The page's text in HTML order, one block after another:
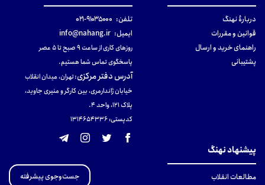
دربارهٔ نهنگ
قوانین و مقررات
راهنمای خرید و ارسال
پشتیبانی
تلفن: ۹۱۰۳۵۰۰۰-۰۲۱
ایمیل: info@nahang.ir
روزهای کاری از ساعت ۹ صبح تا ۵ عصر
پاسخگوی تماس شما هستیم.
آدرس دفتر مرکزی:تهران، میدان انقلاب
خیابان ژاندارمری، بین کارگر و منیری جاوید،
پلاک 121، واحد ۴.
کدپستی: 131465433۶
پیشنهاد نهنگ
مطالعات انقلاب
جست‌وجوی پیشرفته